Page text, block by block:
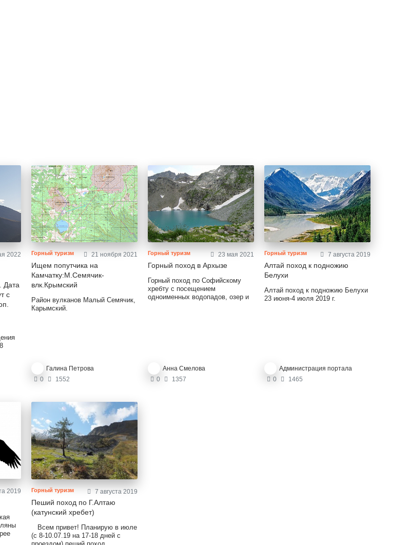
2022
Дата
с
Горный туризм 21 ноября 2021
Ищем попутчика на
Камчатку:М.Семячик-
влк.Крымский
Район вулканов Малый Семячик,
Карымский.
Галина Петрова
0
1552
Горный туризм 23 мая 2021
Горный поход в Архызе
Горный поход по Софийскому
хребту с посещением
одноименных водопадов, озер и
Анна Смелова
0
1357
Горный туризм 7 августа 2019
Алтай поход к подножию
Белухи
Алтай поход к подножию Белухи
23 июня-4 июля 2019 г.
Администрация портала
0
1465
2019 Горный туризм 7 августа 2019
Пеший поход по Г.Алтаю
(катунский хребет)
Всем привет! Планирую в июле
(с 8-10.07.19 на 17-18 дней с